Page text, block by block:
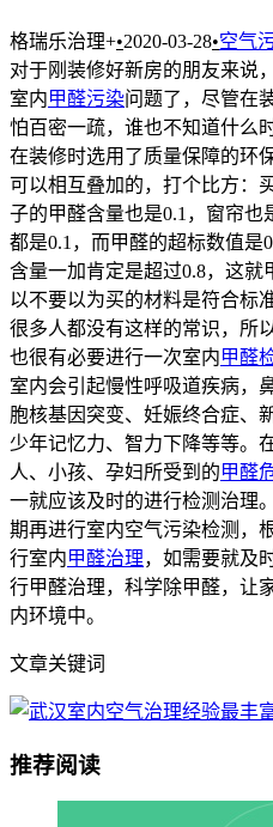
格瑞乐治理+•2020-03-28•空气
对于刚装修好新房的朋友来说
室内甲醛污染问题了，尽管在
怕百密一疏，谁也不知道什么
在装修时选用了质量保障的环
可以相互叠加的，打个比方：
子的甲醛含量也是0.1，窗帘也
都是0.1，而甲醛的超标数值是
含量一加肯定是超过0.8，这
以不要以为买的材料是符合标
很多人都没有这样的常识，所
也很有必要进行一次室内甲醛
室内会引起慢性呼吸道疾病，
胞核基因突变、妊娠终合症、
少年记忆力、智力下降等等。
人、小孩、孕妇所受到的甲醛
一就应该及时的进行检测治理
期再进行室内空气污染检测，
行室内甲醛治理，如需要就及
行甲醛治理，科学除甲醛，让
内环境中。
文章关键词
推荐阅读